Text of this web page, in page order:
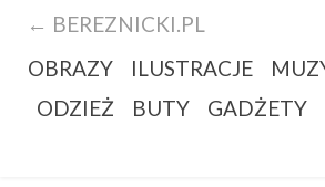
← BEREZNICKI.PL
OBRAZY
ILUSTRACJE
ODZIEŻ
BUTY GADŻETY